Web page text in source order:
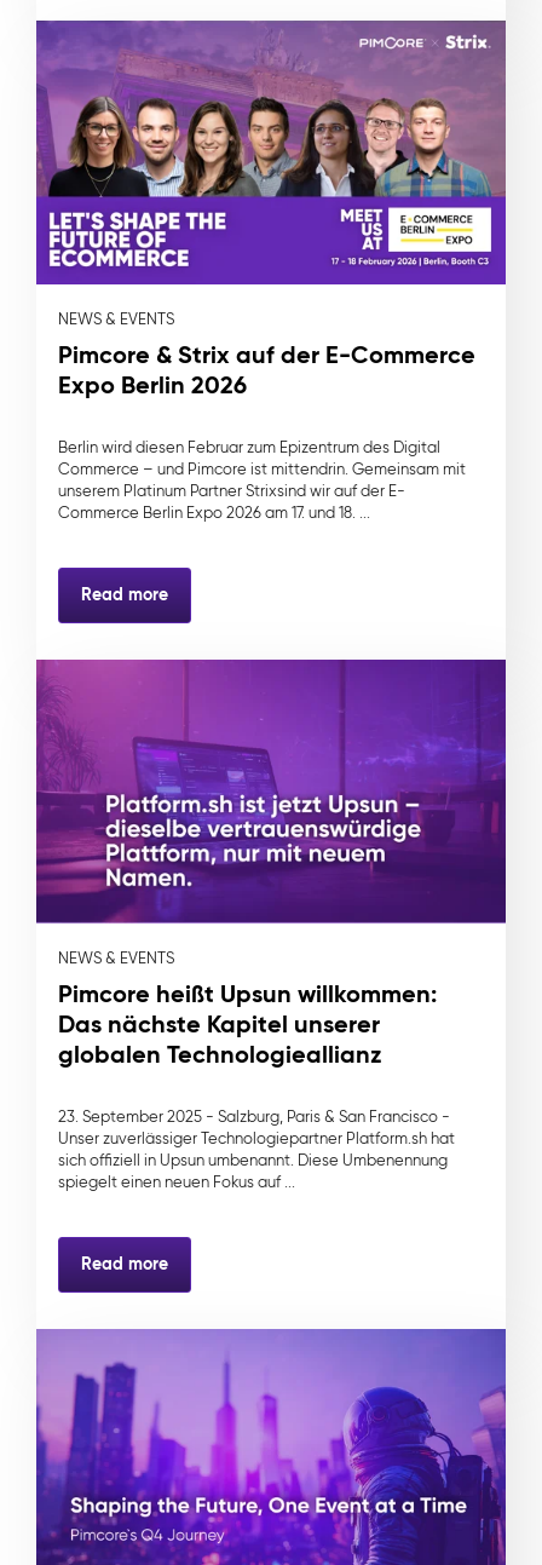
NEWS & EVENTS
Pimcore & Strix auf der E-Commerce
Expo Berlin 2026
Berlin wird diesen Februar zum Epizentrum des Digital
Commerce – und Pimcore ist mittendrin. Gemeinsam mit
unserem Platinum Partner Strixsind wir auf der E-
Commerce Berlin Expo 2026 am 17. und 18. ...
Read more
NEWS & EVENTS
Pimcore heißt Upsun willkommen:
Das nächste Kapitel unserer
globalen Technologieallianz
23. September 2025 - Salzburg, Paris & San Francisco -
Unser zuverlässiger Technologiepartner Platform.sh hat
sich offiziell in Upsun umbenannt. Diese Umbenennung
spiegelt einen neuen Fokus auf ...
Read more